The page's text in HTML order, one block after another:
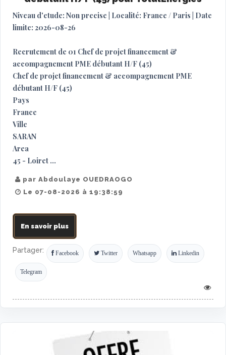
Niveau d'etude: Non precise | Localité: France / Paris | Date
limite: 2026-08-26
Recrutement de 01 Chef de projet financement &
accompagnement PME débutant H/F (45)
Chef de projet financement & accompagnement PME
débutant H/F (45)
Pays
France
Ville
SARAN
Area
45 - Loiret ...
par Abdoulaye OUEDRAOGO
Le 07-08-2026 à 19:38:59
En savoir plus
Partager: Facebook Twitter Whatsapp Linkedin
Telegram